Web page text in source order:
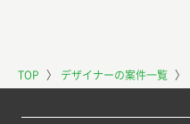
TOP 〉 デザイナーの案件一覧 〉